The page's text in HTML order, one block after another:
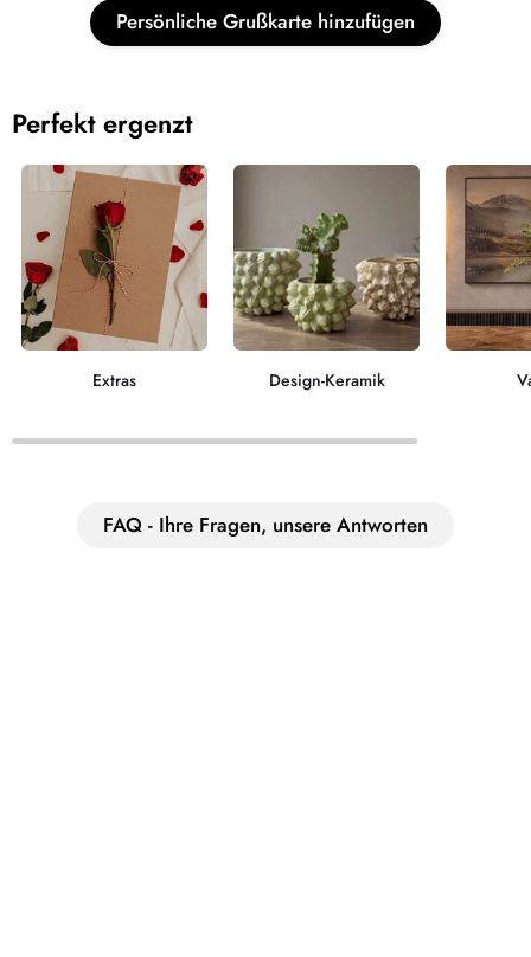
Persönliche Grußkarte hinzufügen
Perfekt ergenzt
Extras Design-Keramik
FAQ - Ihre Fragen, unsere Antworten